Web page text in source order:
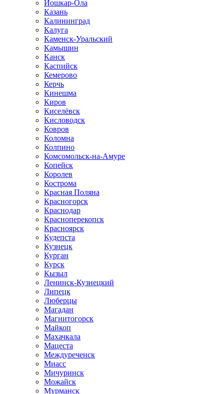
Йошкар-Ола
Казань
Калининград
Калуга
Каменск-Уральский
Камышин
Канск
Каспийск
Кемерово
Керчь
Кинешма
Киров
Киселёвск
Кисловодск
Ковров
Коломна
Колпино
Комсомольск-на-Амуре
Копейск
Королев
Кострома
Красная Поляна
Красногорск
Краснодар
Красноперекопск
Красноярск
Кудепста
Кузнецк
Курган
Курск
Кызыл
Ленинск-Кузнецкий
Липецк
Люберцы
Магадан
Магнитогорск
Майкоп
Махачкала
Мацеста
Междуреченск
Миасс
Мичуринск
Можайск
Мурманск